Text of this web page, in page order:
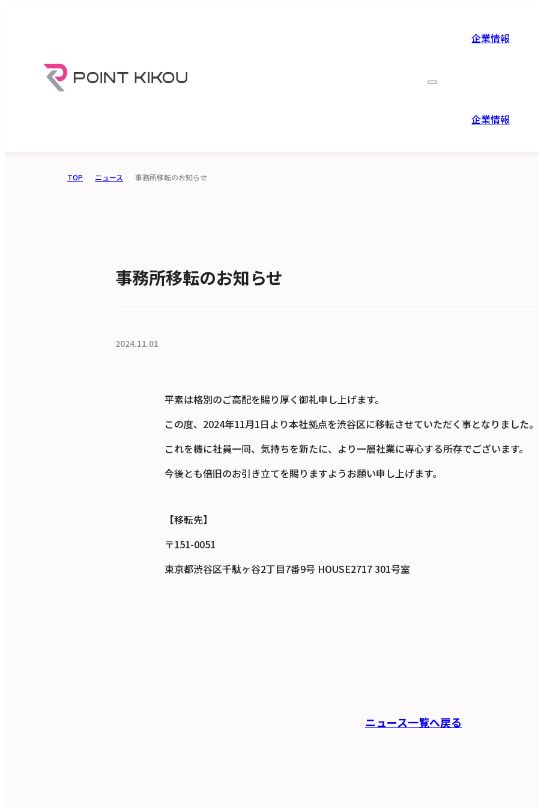
企業情報
役員紹介
企業情報
TOP ニュース 事務所移転のお知らせ
事務所移転のお知らせ
2024.11.01
平素は格別のご高配を賜り厚く御礼申し上げます。
この度、2024年11月1日より本社拠点を渋谷区に移転させていただく事となりました。
これを機に社員一同、気持ちを新たに、より一層社業に専心する所存でございます。
今後とも倍旧のお引き立てを賜りますようお願い申し上げます。
【移転先】
〒151-0051
東京都渋谷区千駄ヶ谷2丁目7番9号 HOUSE2717 301号室
ニュース一覧へ戻る